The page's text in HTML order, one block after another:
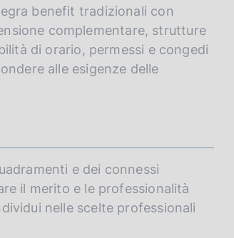
benefit tradizionali con
complementare, strutture
di orario, permessi e congedi
alle esigenze delle
e dei connessi
il merito e le professionalità
nelle scelte professionali